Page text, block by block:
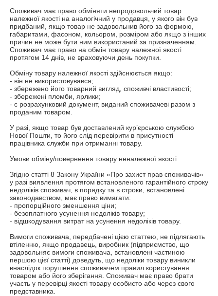
Споживач має право обміняти непродовольчий товар
належної якості на аналогічний у продавця, у якого він був
придбаний, якщо товар не задовольнив його за формою,
габаритами, фасоном, кольором, розміром або якщо з інших
причин не може бути ним використаний за призначенням.
Споживач має право на обмін товару належної якості
протягом 14 днів, не враховуючи день покупки.
Обміну товару належної якості здійснюється якщо:
- він не використовувався;
- збережено його товарний вигляд, споживчі властивості;
- збережені пломби, ярлики;
- є розрахунковий документ, виданий споживачеві разом з
проданим товаром.
У разі, якщо товар був доставлений кур’єрською службою
Нової Пошти, то його слід перевірити в присутності
працівника служби при отриманні товару.
Умови обміну/повернення товару неналежної якості
Згідно статті 8 Закону України «Про захист прав споживачів»
у разі виявлення протягом встановленого гарантійного строку
недоліків споживач, в порядку та в строки, встановлені
законодавством, має право вимагати:
- пропорційного зменшення ціни;
- безоплатного усунення недоліків товару;
- відшкодування витрат на усунення недоліків товару.
Вимоги споживача, передбачені цією статтею, не підлягають
втіленню, якщо продавець, виробник (підприємство, що
задовольняє вимоги споживача, встановлені частиною
першою цієї статті) доведуть, що недоліки товару виникли
внаслідок порушення споживачем правил користування
товаром або його зберігання. Споживач має право брати
участь у перевірці якості товару особисто або через свого
представника.